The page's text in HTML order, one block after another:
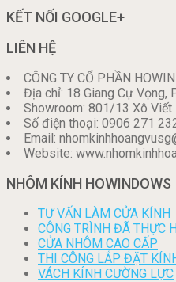
KẾT NỐI GOOGLE+
LIÊN HỆ
CÔNG TY CỔ PHẦN
Địa chỉ: 18 Giang Cự Vọng,
Showroom: 801/13 Xô Viết
Số điện thoại: 0906 271
Email:
Website:
NHÔM KÍNH HOWINDOWS
TƯ VẤN LÀM CỬA KÍNH
CÔNG TRÌNH ĐÃ THỰC
CỬA NHÔM CAO CẤP
THI CÔNG LẮP ĐẶT
VÁCH KÍNH CƯỜNG LỰC